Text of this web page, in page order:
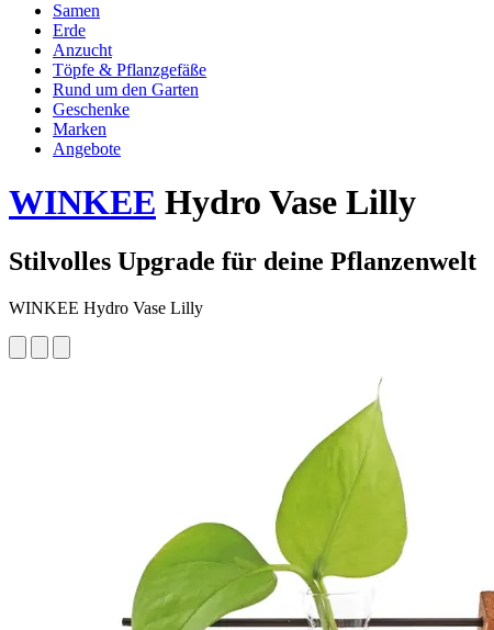
Samen
Erde
Anzucht
Töpfe & Pflanzgefäße
Rund um den Garten
Geschenke
Marken
Angebote
WINKEE Hydro Vase Lilly
Stilvolles Upgrade für deine Pflanzenwelt
WINKEE Hydro Vase Lilly